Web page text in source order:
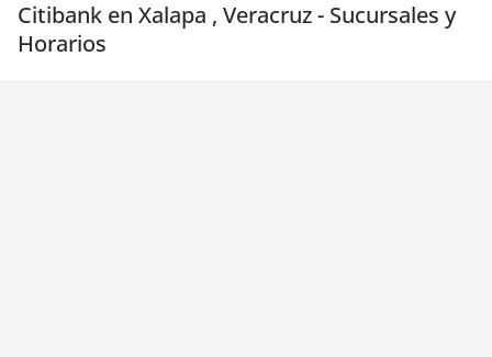
Citibank en Xalapa , Veracruz - Sucursales y
Horarios